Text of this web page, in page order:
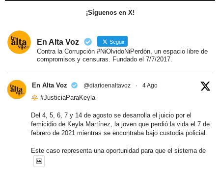
¡Síguenos en X!
En Alta Voz Seguir
Contra la Corrupción #NiOlvidoNiPerdón, un espacio libre de
compromisos y censuras. Fundado el 7/7/2017.
En Alta Voz @diarioenaltavoz · 4 Ago
#JusticiaParaKeyla
Del 4, 5, 6, 7 y 14 de agosto se desarrolla el juicio por el
femicidio de Keyla Martínez, la joven que perdió la vida el 7 de
febrero de 2021 mientras se encontraba bajo custodia policial.
Este caso representa una oportunidad para que el sistema de